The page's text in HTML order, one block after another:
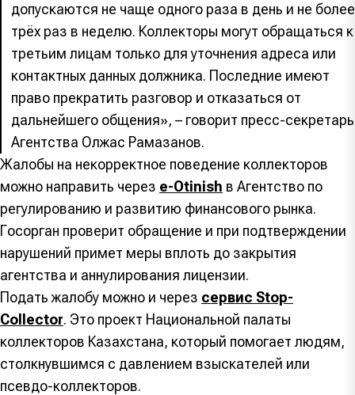
допускаются не чаще одного раза в день и не более
трёх раз в неделю. Коллекторы могут обращаться к
третьим лицам только для уточнения адреса или
контактных данных должника. Последние имеют
право прекратить разговор и отказаться от
дальнейшего общения», – говорит пресс-секретарь
Агентства Олжас Рамазанов.
Жалобы на некорректное поведение коллекторов
можно направить через е-Оtinish в Агентство по
регулированию и развитию финансового рынка.
Госорган проверит обращение и при подтверждении
нарушений примет меры вплоть до закрытия
агентства и аннулирования лицензии.
Подать жалобу можно и через сервис Stop-
Collector. Это проект Национальной палаты
коллекторов Казахстана, который помогает людям,
столкнувшимся с давлением взыскателей или
псевдо-коллекторов.